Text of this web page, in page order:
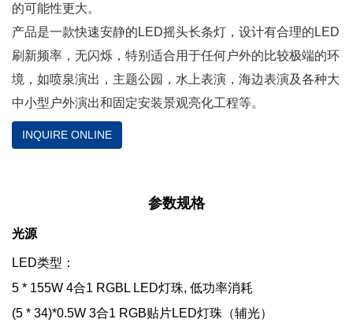
的可能性更大。
产品是一款快速安静的LED摇头长条灯，设计有合理的LED
刷新频率，无闪烁，特别适合用于任何户外的比较极端的环
境，如喷泉演出，主题公园，水上表演，海边表演及各种大
中小型户外演出和固定安装景观亮化工程等。
INQUIRE ONLINE
参数规格
光源
LED类型：
5 * 155W 4合1 RGBL LED灯珠, 低功率消耗
(5 * 34)*0.5W 3合1 RGB贴片LED灯珠（辅光）